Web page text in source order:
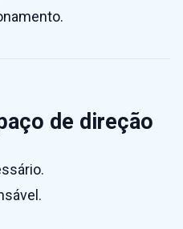
de direção